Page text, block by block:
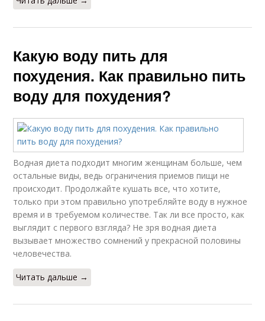
Какую воду пить для
похудения. Как правильно пить
воду для похудения?
Водная диета подходит многим женщинам больше, чем
остальные виды, ведь ограничения приемов пищи не
происходит. Продолжайте кушать все, что хотите,
только при этом правильно употребляйте воду в нужное
время и в требуемом количестве. Так ли все просто, как
выглядит с первого взгляда? Не зря водная диета
вызывает множество сомнений у прекрасной половины
человечества.
Читать дальше →